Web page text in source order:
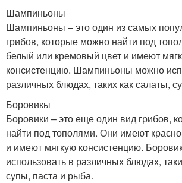
Шампиньоны
Шампиньоны – это один из самых
грибов, которые можно найти под
белый или кремовый цвет и имеют
консистенцию. Шампиньоны можно
различных блюдах, таких как салаты,
Боровикы
Боровики – это еще один вид грибов,
найти под тополями. Они имеют
и имеют мягкую консистенцию.
использовать в различных блюдах,
супы, паста и рыба.